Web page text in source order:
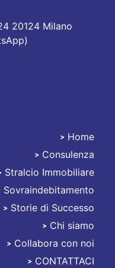
20124 Milano
Home
Consulenza
Stralcio Immobiliare
Sovraindebitamento
Storie di Successo
Chi siamo
Collabora con noi
CONTATTACI